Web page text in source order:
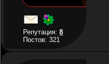
Репутация:8
Постов: 321